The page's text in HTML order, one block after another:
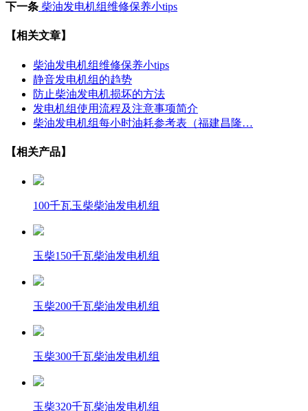
下一条 柴油发电机组维修保养小tips
【相关文章】
柴油发电机组维修保养小tips
静音发电机组的趋势
防止柴油发电机损坏的方法
发电机组使用流程及注意事项简介
柴油发电机组每小时油耗参考表（福建昌隆…
【相关产品】
100千瓦玉柴柴油发电机组
玉柴150千瓦柴油发电机组
玉柴200千瓦柴油发电机组
玉柴300千瓦柴油发电机组
玉柴320千瓦柴油发电机组